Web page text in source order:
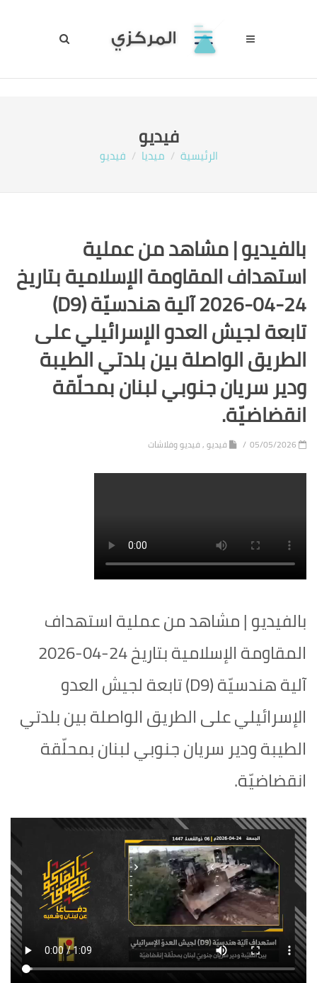
فيديو
الرئيسية ميديا فيديو
بالفيديو | مشاهد من عملية
استهداف المقاومة الإسلامية بتاريخ
24-04-2026 آلية هندسيّة (D9)
تابعة لجيش العدو الإسرائيلي على
الطريق الواصلة بين بلدتي الطيبة
ودير سريان جنوبي لبنان بمحلّقة
انقضاضيّة.
فيديو,فيديو وفلاشات
بالفيديو | مشاهد من عملية استهداف
المقاومة الإسلامية بتاريخ 24-04-2026
آلية هندسيّة (D9) تابعة لجيش العدو
الإسرائيلي على الطريق الواصلة بين بلدتي
الطيبة ودير سريان جنوبي لبنان بمحلّقة
انقضاضيّة.